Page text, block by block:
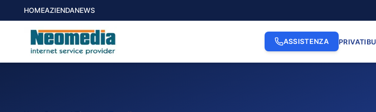
HOMEAZIENDANEWS
ASSISTENZA PRIVATI